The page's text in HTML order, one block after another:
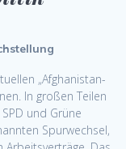
„Afghanistan-
In großen Teilen
und Grüne
Spurwechsel,